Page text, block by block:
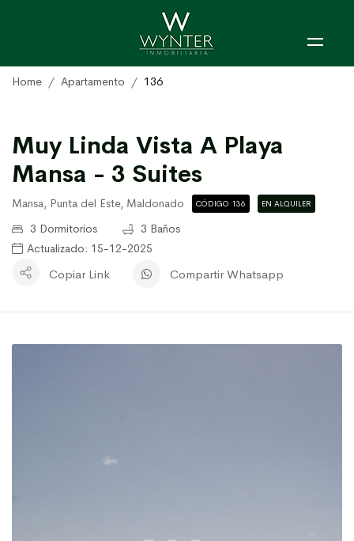
Home Apartamento 136
Muy Linda Vista A Playa
Mansa - 3 Suites
Mansa, Punta del Este, Maldonado CÓDIGO 136 EN ALQUILER
3 Dormitorios
3 Baños
Actualizado: 15-12-2025
Copiar Link Compartir Whatsapp